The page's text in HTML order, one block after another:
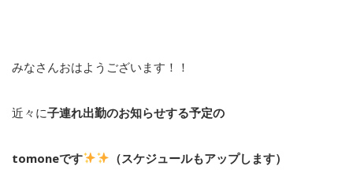
みなさんおはようございます！！
近々に子連れ出勤のお知らせする予定の
tomoneです （スケジュールもアップします）